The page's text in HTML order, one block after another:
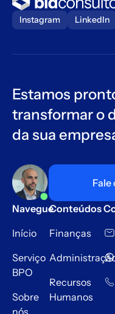
Instagram LinkedIn
Estamos
transformar o
da sua
Fale
Navegue
Início
Serviço
BPO
Sobre
nós
Conteúdos
Finanças
Recursos
Humanos